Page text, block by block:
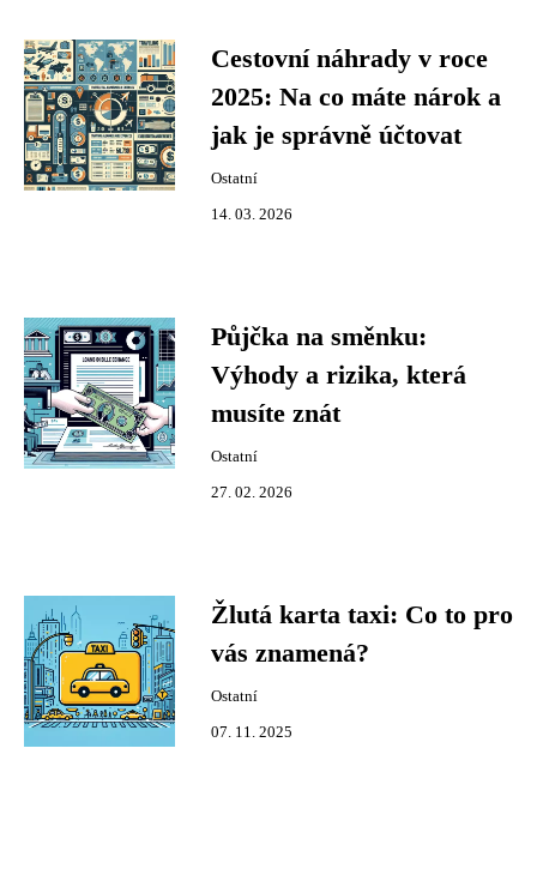
Cestovní náhrady v roce
2025: Na co máte nárok a
jak je správně účtovat
Ostatní
14. 03. 2026
Půjčka na směnku:
Výhody a rizika, která
musíte znát
Ostatní
27. 02. 2026
Žlutá karta taxi: Co to pro
vás znamená?
Ostatní
07. 11. 2025